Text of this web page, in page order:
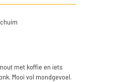
met koffie en iets
Mooi vol mondgevoel.